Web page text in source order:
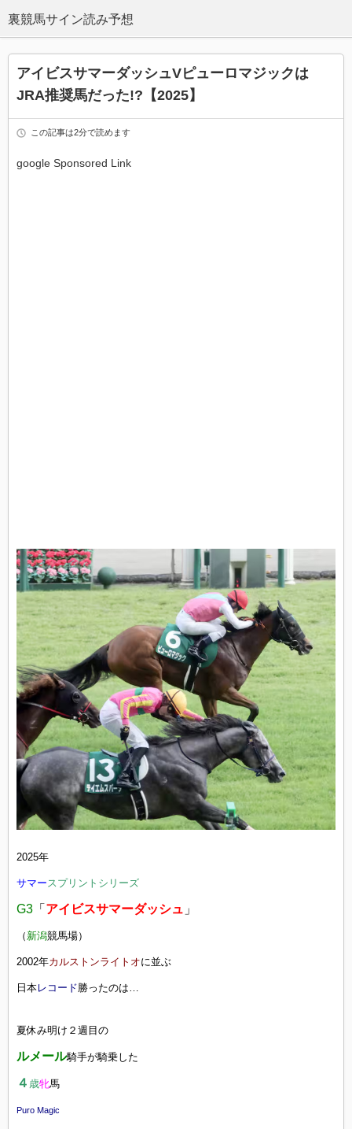
アイビスサマーダッシュVピューロマジックは
JRA推奨馬だった!?【2025】
この記事は2分で読めます
google Sponsored Link
2025年
サマースプリントシリーズ
G3 「 アイビスサマーダッシュ 」
（ 新潟競馬場）
2002年カルストンライトオに並ぶ
日本レコード勝ったのは…
夏休み明け２週目の
ルメール騎手が騎乗した
４ 歳牝馬
Puro Magic